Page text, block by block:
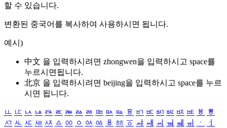
할 수 있습니다.
변환된 중국어를 복사하여 사용하시면 됩니다.
예시)
中文 을 입력하시려면 zhongwen을 입력하시고 space를
누르시면됩니다.
北京 을 입력하시려면 beijing을 입력하시고 space를 누르
시면 됩니다.
ㅥ ㅦ ㅧ ㅨ ㅩ ㅪ ㅫ ㅬ ㅭ ㅮ ㅯ ㅰ ㅱ ㅲ ㅳ ㅴ ㅵ ㅶ ㅷ ㅸ
ㅹ
ㅺ ㅻ ㅼ ㅽ ㅾ ㅿ ㆀ ㆁ ㆂ ㆃ ㆄ ㆅ ㆆ ㆇ ㆈ ㆉ ㆊ ㆋ ㆌ ㆍ
ㆎ